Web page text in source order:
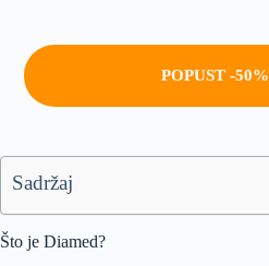
POPUST -50%
Sadržaj
Što je Diamed?